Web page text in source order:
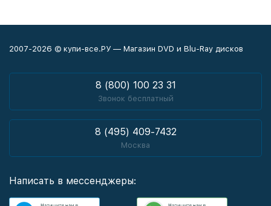
2007-2026 © купи-все.РУ — Магазин DVD и Blu-Ray дисков
8 (800) 100 23 31
Звонок бесплатный
8 (495) 409-7432
Москва
Написать в мессенджеры: